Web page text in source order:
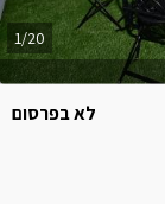
לא בפרסום
1/20